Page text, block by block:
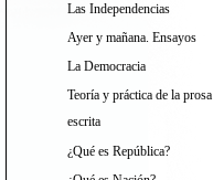
Las Independencias
Ayer y mañana. Ensayos
La Democracia
Teoría y práctica de la prosa
escrita
¿Qué es República?